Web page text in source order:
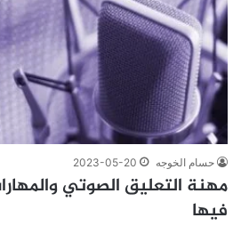
حسام الخوجه 2023-05-20
مهنة التعليق الصوتي
فيها